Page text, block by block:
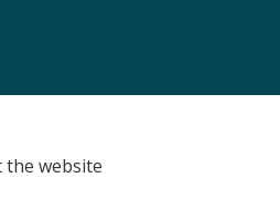
the website